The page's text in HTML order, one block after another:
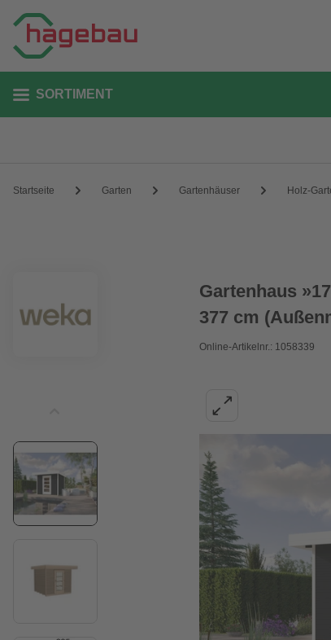
SORTIMENT
Startseite Garten Gartenhäuser Holz-
Gartenhaus
377 cm
Online-Artikelnr.: 1058339